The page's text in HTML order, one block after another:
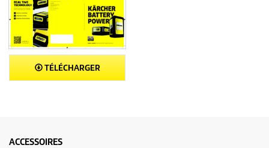
TÉLÉCHARGER
ACCESSOIRES